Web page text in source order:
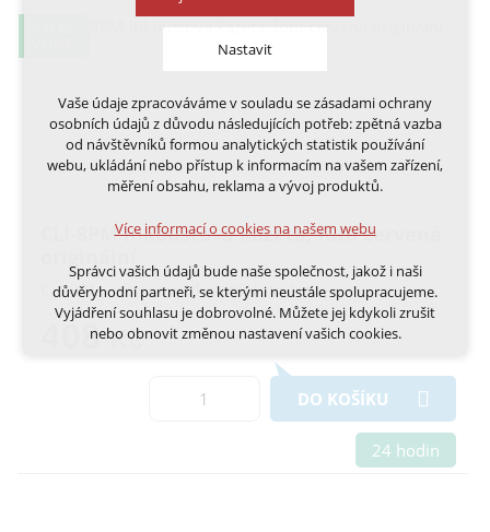
CLI-8PM inkoustová kazeta, foto červená
CLI-8PM inkoustová kazeta, foto červená
408Kč
DO KOŠÍKU
24 hodin
Nastavit
Technická cookies
nutná pro provozování webu
udržení kontextu stránek (session): případná
přihlášení, volby jazyka, apod.
Volitelná cookies
analytická pro anonymizované vyhodnocení
marketingová cookies (Google, Ecomail, Sklik,
Smartsupp, Heureka)
Více informací o cookies na našem webu
Přijmout všechna cookies
Vaše údaje zpracováváme v souladu se zásadami ochrany
osobních údajů z důvodu následujících potřeb: zpětná vazba
od návštěvníků formou analytických statistik používání
webu, ukládání nebo přístup k informacím na vašem zařízení,
měření obsahu, reklama a vývoj produktů.
Více informací o cookies na našem webu
Správci vašich údajů bude naše společnost, jakož i naši
důvěryhodní partneři, se kterými neustále spolupracujeme.
Vyjádření souhlasu je dobrovolné. Můžete jej kdykoli zrušit
nebo obnovit změnou nastavení vašich cookies.
Cookies a podobné technologie dělíme na technická: nutná
pro běh webu, bez nichž nelze web používat a volitelná. Do
této části spadají analytická a marketingová cookies.